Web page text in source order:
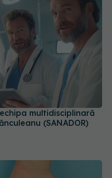
(SANADOR)